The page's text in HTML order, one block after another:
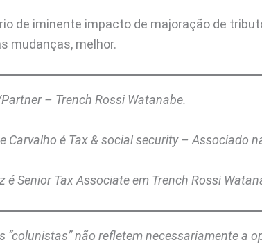
de iminente impacto de majoração de
mudanças, melhor.
– Trench Rossi Watanabe.
Carvalho é Tax & social security – Associado
é Senior Tax Associate em Trench Rossi
“colunistas” não refletem necessariamente a